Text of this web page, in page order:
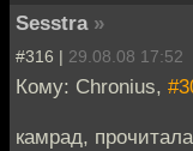
Sesstra »
#316 | 29.08.08 17:52
Кому: Chronius,
камрад,